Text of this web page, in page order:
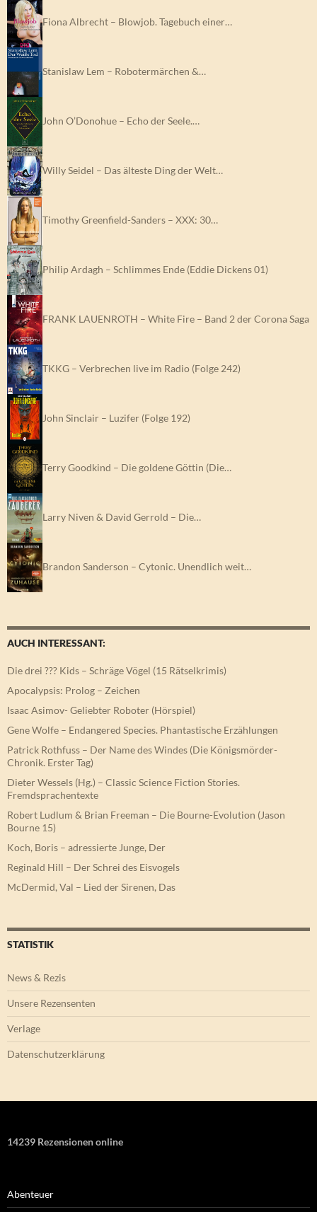
Fiona Albrecht – Blowjob. Tagebuch einer…
Stanislaw Lem – Robotermärchen &…
John O’Donohue – Echo der Seele.…
Willy Seidel – Das älteste Ding der Welt…
Timothy Greenfield-Sanders – XXX: 30…
Philip Ardagh – Schlimmes Ende (Eddie Dickens 01)
FRANK LAUENROTH – White Fire – Band 2 der Corona Saga
TKKG – Verbrechen live im Radio (Folge 242)
John Sinclair – Luzifer (Folge 192)
Terry Goodkind – Die goldene Göttin (Die…
Larry Niven & David Gerrold – Die…
Brandon Sanderson – Cytonic. Unendlich weit…
AUCH INTERESSANT:
Die drei ??? Kids – Schräge Vögel (15 Rätselkrimis)
Apocalypsis: Prolog – Zeichen
Isaac Asimov- Geliebter Roboter (Hörspiel)
Gene Wolfe – Endangered Species. Phantastische Erzählungen
Patrick Rothfuss – Der Name des Windes (Die Königsmörder-
Chronik. Erster Tag)
Dieter Wessels (Hg.) – Classic Science Fiction Stories.
Fremdsprachentexte
Robert Ludlum & Brian Freeman – Die Bourne-Evolution (Jason
Bourne 15)
Koch, Boris – adressierte Junge, Der
Reginald Hill – Der Schrei des Eisvogels
McDermid, Val – Lied der Sirenen, Das
STATISTIK
News & Rezis
Unsere Rezensenten
Verlage
Datenschutzerklärung
14239 Rezensionen online
Abenteuer